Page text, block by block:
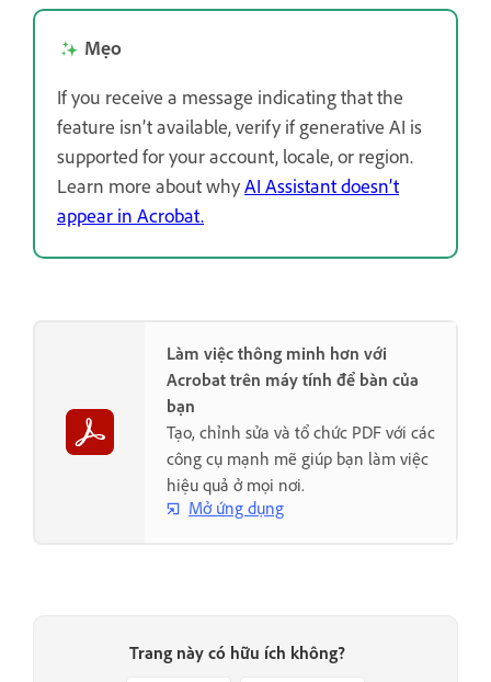
Mẹo
If you receive a message indicating that the
feature isn’t available, verify if generative AI is
supported for your account, locale, or region.
Learn more about whyAI Assistant doesn’t
appear in Acrobat.
Làm việc thông minh hơn với
Acrobat trên máy tính để bàn của
bạn
Tạo, chỉnh sửa và tổ chức PDF với các
công cụ mạnh mẽ giúp bạn làm việc
hiệu quả ở mọi nơi.
Mở ứng dụng
Trang này có hữu ích không?